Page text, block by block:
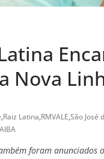
Nova
,Raiz Latina,RMVALE,São José
foram anunciados